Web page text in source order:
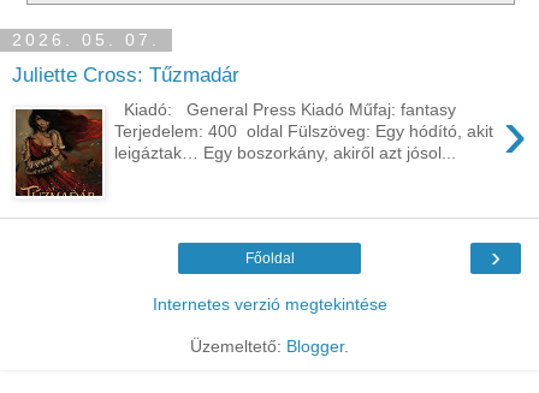
2026. 05. 07.
Juliette Cross: Tűzmadár
›
Kiadó: General Press Kiadó Műfaj: fantasy
Terjedelem: 400 oldal Fülszöveg: Egy hódító, akit
leigáztak… Egy boszorkány, akiről azt jósol...
›
Főoldal
Internetes verzió megtekintése
Üzemeltető: Blogger.